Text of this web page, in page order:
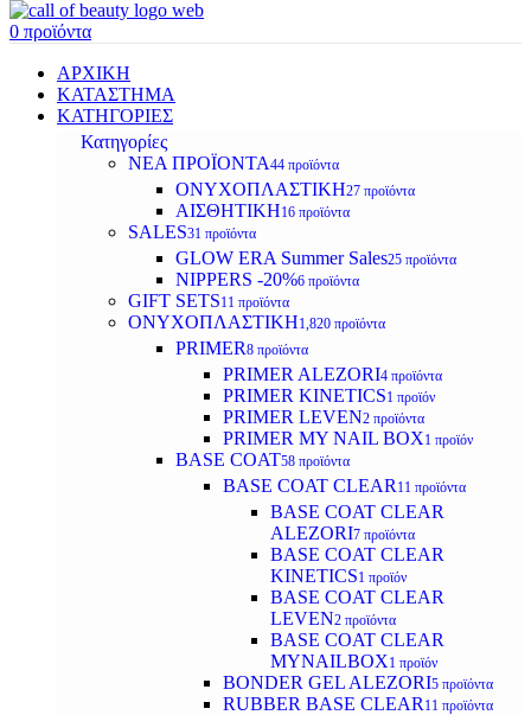
0 προϊόντα
ΑΡΧΙΚΗ
ΚΑΤΑΣΤΗΜΑ
ΚΑΤΗΓΟΡΙΕΣ
Κατηγορίες
ΝΕΑ ΠΡΟΪΟΝΤΑ44 προϊόντα
ΟΝΥΧΟΠΛΑΣΤΙΚΗ27 προϊόντα
ΑΙΣΘΗΤΙΚΗ16 προϊόντα
SALES31 προϊόντα
GLOW ERA Summer Sales25 προϊόντα
NIPPERS -20%6 προϊόντα
GIFT SETS11 προϊόντα
ΟΝΥΧΟΠΛΑΣΤΙΚΗ1,820 προϊόντα
PRIMER8 προϊόντα
PRIMER ALEZORI4 προϊόντα
PRIMER KINETICS1 προϊόν
PRIMER LEVEN2 προϊόντα
PRIMER MY NAIL BOX1 προϊόν
BASE COAT58 προϊόντα
BASE COAT CLEAR 11 προϊόντα
BASE COAT CLEAR
ALEZORI7 προϊόντα
BASE COAT CLEAR
KINETICS1 προϊόν
BASE COAT CLEAR
LEVEN2 προϊόντα
BASE COAT CLEAR
MYNAILBOX1 προϊόν
BONDER GEL ALEZORI5 προϊόντα
RUBBER BASE CLEAR 11 προϊόντα